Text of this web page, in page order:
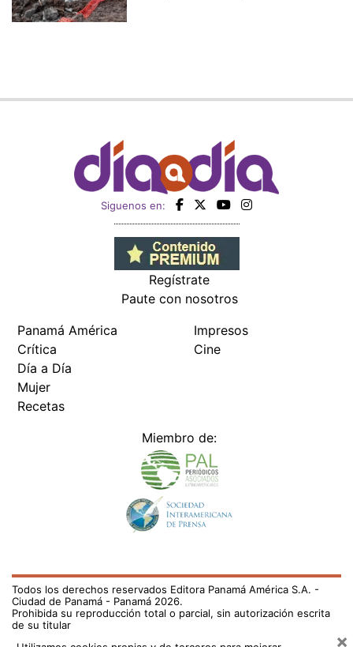
Siguenos en:
Regístrate
Paute con nosotros
Panamá América
Crítica
Día a Día
Mujer
Recetas
Impresos
Cine
Miembro de:
Todos los derechos reservados Editora Panamá América S.A. -
Ciudad de Panamá - Panamá 2026.
Prohibida su reproducción total o parcial, sin autorización escrita
de su titular
×